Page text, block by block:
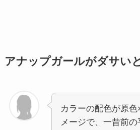
アナップガールがダサい
カラーの配色が原色
メージで、一昔前